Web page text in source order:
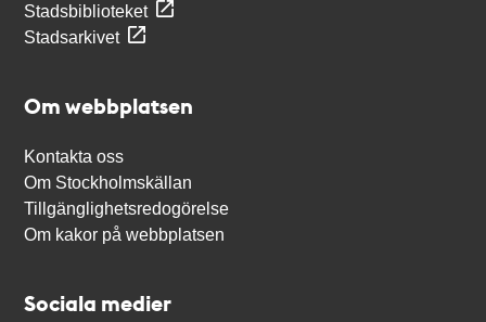
Stadsbiblioteket
Stadsarkivet
Om webbplatsen
Kontakta oss
Om Stockholmskällan
Tillgänglighetsredogörelse
Om kakor på webbplatsen
Sociala medier